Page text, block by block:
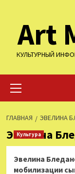
содержимому
Art
КУЛЬТУРНЫЙ
меню
ГЛАВНАЯ ЭВЕЛИНА
Эвелина
Культура
Эвелина
мобилизации